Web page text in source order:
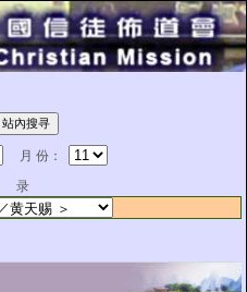
月 份：
录